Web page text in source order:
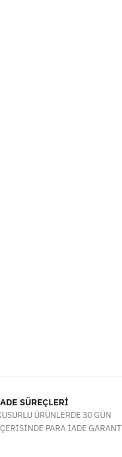
SÜREÇLERİ
ÜRÜNLERDE 30 GÜN
PARA İADE